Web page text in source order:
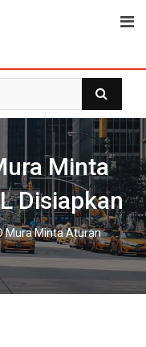
Minta
Disiapkan
Mura Minta Aturan